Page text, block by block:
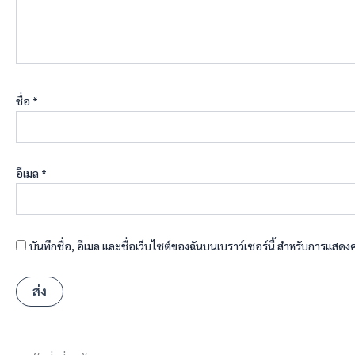
ชื่อ *
อีเมล *
บันทึกชื่อ, อีเมล และชื่อเว็บไซต์ของฉันบนเบราว์เซอร์นี้ สำหรับการแสดง